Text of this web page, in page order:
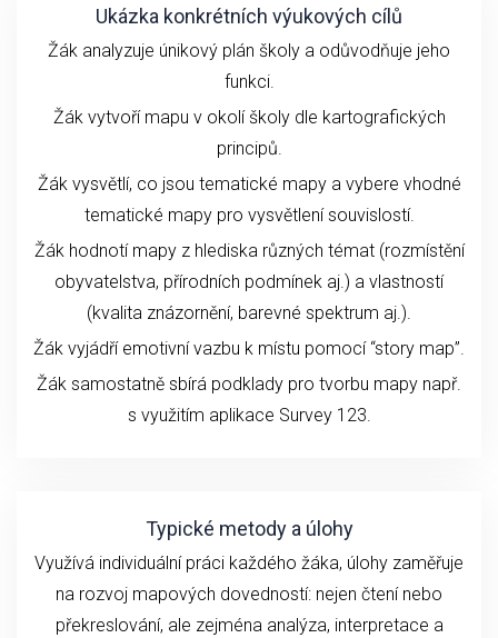
Ukázka konkrétních výukových cílů
Žák analyzuje únikový plán školy a odůvodňuje jeho
funkci.
Žák vytvoří mapu v okolí školy dle kartografických
principů.
Žák vysvětlí, co jsou tematické mapy a vybere vhodné
tematické mapy pro vysvětlení souvislostí.
Žák hodnotí mapy z hlediska různých témat (rozmístění
obyvatelstva, přírodních podmínek aj.) a vlastností
(kvalita znázornění, barevné spektrum aj.).
Žák vyjádří emotivní vazbu k místu pomocí “story map”.
Žák samostatně sbírá podklady pro tvorbu mapy např.
s využitím aplikace Survey 123.
Typické metody a úlohy
Využívá individuální práci každého žáka, úlohy zaměřuje
na rozvoj mapových dovedností: nejen čtení nebo
překreslování, ale zejména analýza, interpretace a